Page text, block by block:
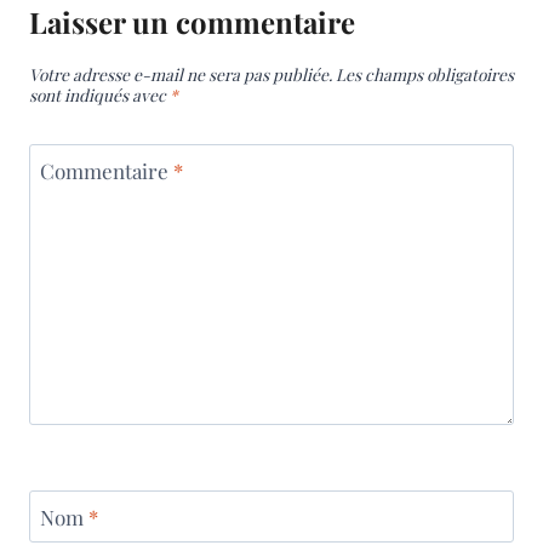
Laisser un commentaire
Votre adresse e-mail ne sera pas publiée. Les champs obligatoires
sont indiqués avec *
Commentaire *
Nom *